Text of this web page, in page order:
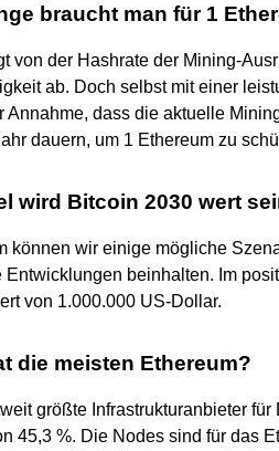
braucht man für 1
von der Hashrate der Mining-
ab. Doch selbst mit einer
Annahme, dass die aktuelle
dauern, um 1 Ethereum zu
wird Bitcoin 2030 wert
können wir einige mögliche
Entwicklungen beinhalten. Im
von 1.000.000 US-Dollar.
die meisten Ethereum?
größte Infrastrukturanbieter
45,3 %. Die Nodes sind für das